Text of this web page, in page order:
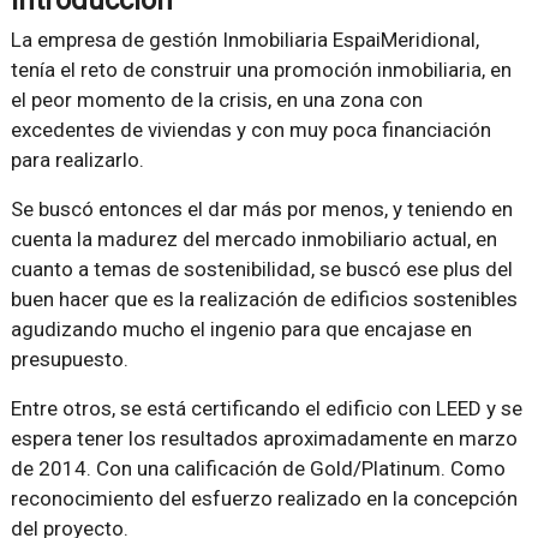
La empresa de gestión Inmobiliaria EspaiMeridional,
tenía el reto de construir una promoción inmobiliaria, en
el peor momento de la crisis, en una zona con
excedentes de viviendas y con muy poca financiación
para realizarlo.
Se buscó entonces el dar más por menos, y teniendo en
cuenta la madurez del mercado inmobiliario actual, en
cuanto a temas de sostenibilidad, se buscó ese plus del
buen hacer que es la realización de edificios sostenibles
agudizando mucho el ingenio para que encajase en
presupuesto.
Entre otros, se está certificando el edificio con LEED y se
espera tener los resultados aproximadamente en marzo
de 2014. Con una calificación de Gold/Platinum. Como
reconocimiento del esfuerzo realizado en la concepción
del proyecto.